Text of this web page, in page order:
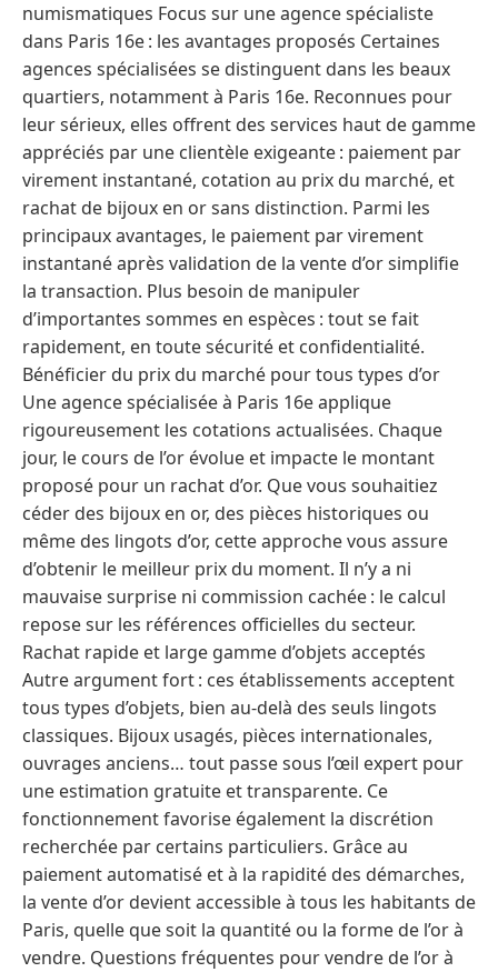
numismatiques Focus sur une agence spécialiste
dans Paris 16e : les avantages proposés Certaines
agences spécialisées se distinguent dans les beaux
quartiers, notamment à Paris 16e. Reconnues pour
leur sérieux, elles offrent des services haut de gamme
appréciés par une clientèle exigeante : paiement par
virement instantané, cotation au prix du marché, et
rachat de bijoux en or sans distinction. Parmi les
principaux avantages, le paiement par virement
instantané après validation de la vente d’or simplifie
la transaction. Plus besoin de manipuler
d’importantes sommes en espèces : tout se fait
rapidement, en toute sécurité et confidentialité.
Bénéficier du prix du marché pour tous types d’or
Une agence spécialisée à Paris 16e applique
rigoureusement les cotations actualisées. Chaque
jour, le cours de l’or évolue et impacte le montant
proposé pour un rachat d’or. Que vous souhaitiez
céder des bijoux en or, des pièces historiques ou
même des lingots d’or, cette approche vous assure
d’obtenir le meilleur prix du moment. Il n’y a ni
mauvaise surprise ni commission cachée : le calcul
repose sur les références officielles du secteur.
Rachat rapide et large gamme d’objets acceptés
Autre argument fort : ces établissements acceptent
tous types d’objets, bien au-delà des seuls lingots
classiques. Bijoux usagés, pièces internationales,
ouvrages anciens… tout passe sous l’œil expert pour
une estimation gratuite et transparente. Ce
fonctionnement favorise également la discrétion
recherchée par certains particuliers. Grâce au
paiement automatisé et à la rapidité des démarches,
la vente d’or devient accessible à tous les habitants de
Paris, quelle que soit la quantité ou la forme de l’or à
vendre. Questions fréquentes pour vendre de l’or à